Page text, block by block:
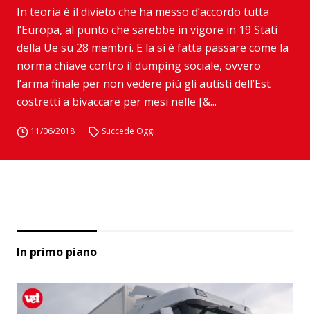
In teoria è il divieto che ha messo d’accordo tutta
l’Europa, al punto che sarebbe in vigore in 19 Stati
della Ue su 28 membri. E la si è fatta passare come la
norma chiave contro il dumping sociale, ovvero
l’arma finale per non vedere più gli autisti dell’Est
costretti a bivaccare per mesi nelle [&...
11/06/2018 Succede Oggi
In primo piano